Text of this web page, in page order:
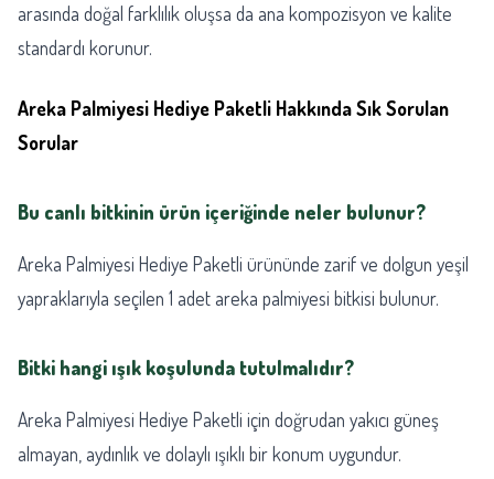
arasında doğal farklılık oluşsa da ana kompozisyon ve kalite
standardı korunur.
Areka Palmiyesi Hediye Paketli Hakkında Sık Sorulan
Sorular
Bu canlı bitkinin ürün içeriğinde neler bulunur?
Areka Palmiyesi Hediye Paketli ürününde zarif ve dolgun yeşil
yapraklarıyla seçilen 1 adet areka palmiyesi bitkisi bulunur.
Bitki hangi ışık koşulunda tutulmalıdır?
Areka Palmiyesi Hediye Paketli için doğrudan yakıcı güneş
almayan, aydınlık ve dolaylı ışıklı bir konum uygundur.